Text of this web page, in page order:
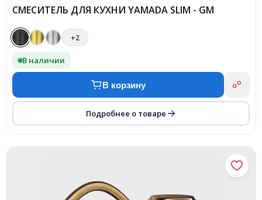
СМЕСИТЕЛЬ ДЛЯ КУХНИ YAMADA SLIM - GM
+2
В наличии
В корзину
Подробнее о товаре